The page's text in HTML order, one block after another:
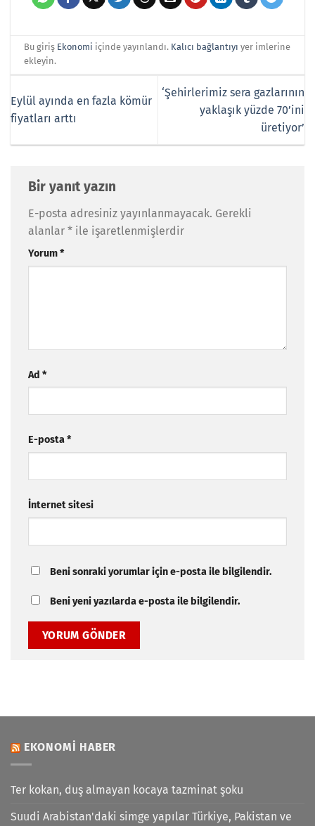
Bu giriş Ekonomi içinde yayınlandı. Kalıcı bağlantıyı yer imlerine
ekleyin.
Eylül ayında en fazla kömür
fiyatları arttı
‘Şehirlerimiz sera gazlarının
yaklaşık yüzde 70’ini
üretiyor’
Bir yanıt yazın
E-posta adresiniz yayınlanmayacak. Gerekli
alanlar * ile işaretlenmişlerdir
Yorum*
Ad *
E-posta*
İnternet sitesi
Beni sonraki yorumlar için e-posta ile bilgilendir.
Beni yeni yazılarda e-posta ile bilgilendir.
EKONOMI HABER
Ter kokan, duş almayan kocaya tazminat şoku
Suudi Arabistan'daki simge yapılar Türkiye, Pakistan ve